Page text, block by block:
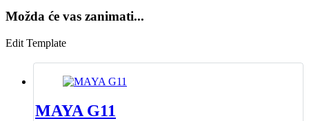
Možda će vas zanimati...
Edit Template
MAYA G11